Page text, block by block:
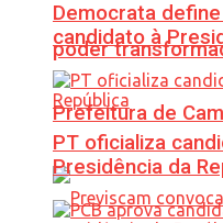
poder
Prefeitura de
Democrata
candidato à
PT oficializa
Presidência da